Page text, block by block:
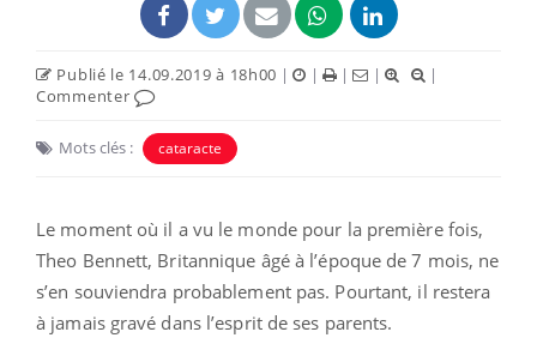
Publié le 14.09.2019 à 18h00 | | | |
|
Commenter
Mots clés : cataracte
Le moment où il a vu le monde pour la première fois,
Theo Bennett, Britannique âgé à l’époque de 7 mois, ne
s’en souviendra probablement pas. Pourtant, il restera
à jamais gravé dans l’esprit de ses parents.